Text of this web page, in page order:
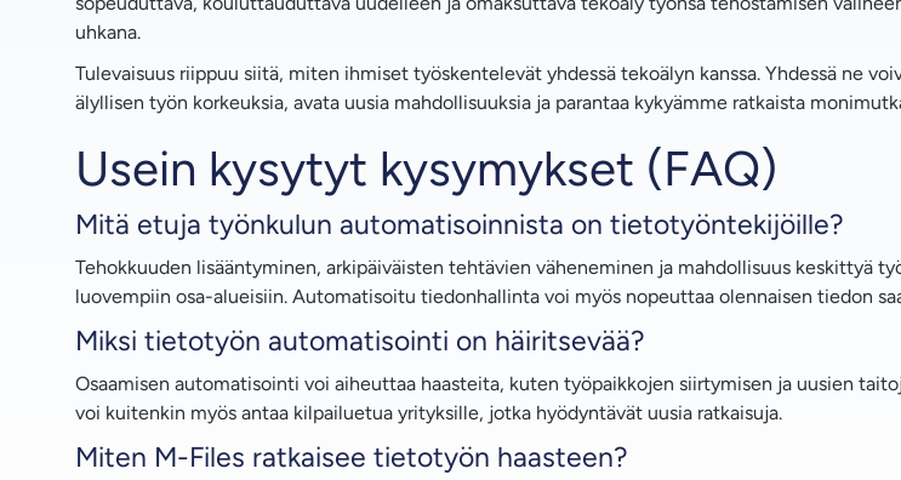
uhkana.
Tulevaisuus riippuu siitä, miten ihmiset työskentelevät yhdessä tekoälyn kanssa. Yhdessä ne
älyllisen työn korkeuksia, avata uusia mahdollisuuksia ja parantaa kykyämme ratkaista
Usein kysytyt kysymykset (FAQ)
Mitä etuja työnkulun automatisoinnista on tietotyöntekijöille?
Tehokkuuden lisääntyminen, arkipäiväisten tehtävien väheneminen ja mahdollisuus keskittyä
luovempiin osa-alueisiin. Automatisoitu tiedonhallinta voi myös nopeuttaa olennaisen tiedon
Miksi tietotyön automatisointi on häiritsevää?
Osaamisen automatisointi voi aiheuttaa haasteita, kuten työpaikkojen siirtymisen ja uusien
voi kuitenkin myös antaa kilpailuetua yrityksille, jotka hyödyntävät uusia ratkaisuja.
Miten M-Files ratkaisee tietotyön haasteen?